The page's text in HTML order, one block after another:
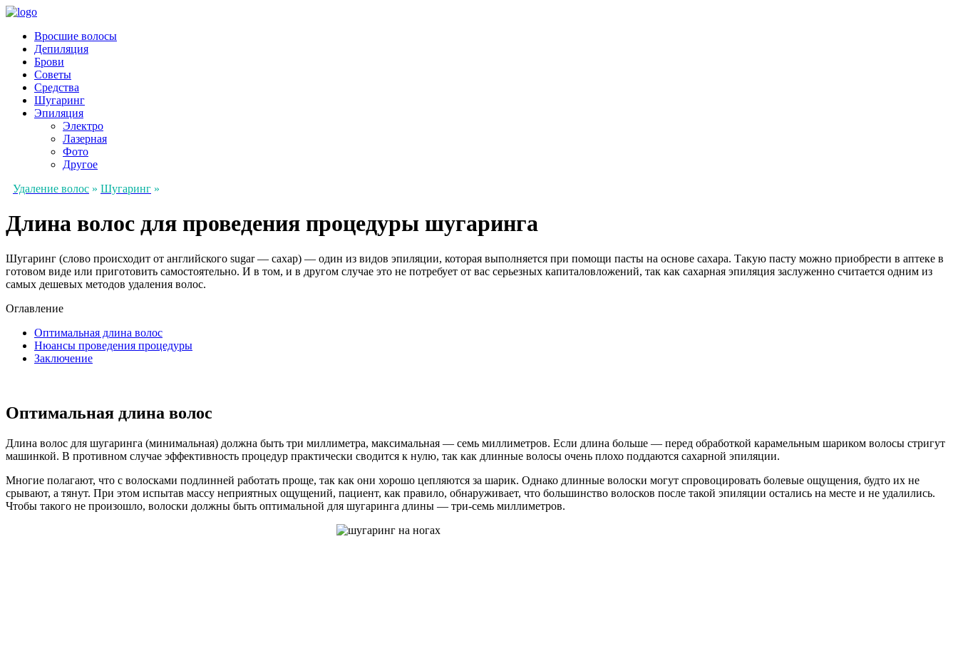
Вросшие волосы
Депиляция
Брови
Советы
Средства
Шугаринг
Эпиляция
Электро
Лазерная
Фото
Другое
Удаление волос » Шугаринг »
Длина волос для проведения процедуры шугаринга
Шугаринг (слово происходит от английского sugar — сахар) — один из видов эпиляции, которая выполняется при помощи пасты на основе сахара. Такую пасту можно приобрести в аптеке в
готовом виде или приготовить самостоятельно. И в том, и в другом случае это не потребует от вас серьезных капиталовложений, так как сахарная эпиляция заслуженно считается одним из
самых дешевых методов удаления волос.
Оглавление
Оптимальная длина волос
Нюансы проведения процедуры
Заключение
Оптимальная длина волос
Длина волос для шугаринга (минимальная) должна быть три миллиметра, максимальная — семь миллиметров. Если длина больше — перед обработкой карамельным шариком волосы стригут
машинкой. В противном случае эффективность процедур практически сводится к нулю, так как длинные волосы очень плохо поддаются сахарной эпиляции.
Многие полагают, что с волосками подлинней работать проще, так как они хорошо цепляются за шарик. Однако длинные волоски могут спровоцировать болевые ощущения, будто их не
срывают, а тянут. При этом испытав массу неприятных ощущений, пациент, как правило, обнаруживает, что большинство волосков после такой эпиляции остались на месте и не удалились.
Чтобы такого не произошло, волоски должны быть оптимальной для шугаринга длины — три-семь миллиметров.